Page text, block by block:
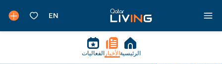
الرئيسية الأخبار الفعاليات